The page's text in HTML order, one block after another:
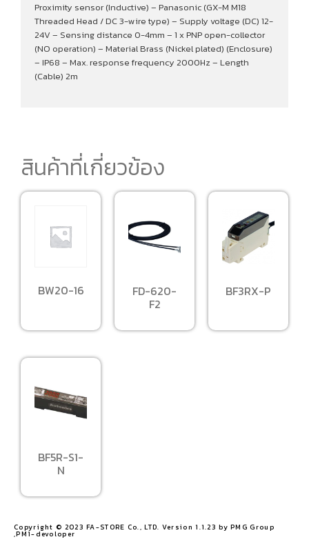
Proximity sensor (Inductive) – Panasonic (GX-M M18
Threaded Head / DC 3-wire type) – Supply voltage (DC) 12-
24V – Sensing distance 0-4mm – 1 x PNP open-collector
(NO operation) – Material Brass (Nickel plated) (Enclosure)
– IP68 – Max. response frequency 2000Hz – Length
(Cable) 2m
สินค้าที่เกี่ยวข้อง
BW20-16 FD-620-
F2
BF3RX-P
BF5R-S1-
N
Copyright © 2023 FA-STORE Co., LTD. Version 1.1.23 by PMG Group
,PM1-devoloper​